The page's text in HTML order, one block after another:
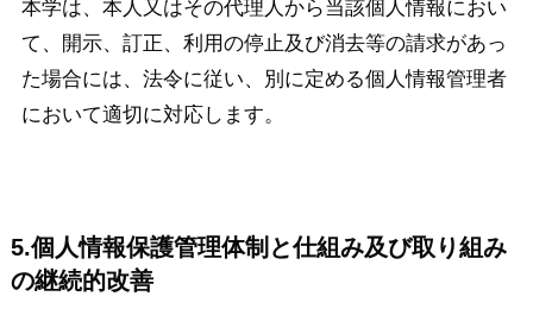
本学は、本人又はその代理人から当該個人情報におい
て、開示、訂正、利用の停止及び消去等の請求があっ
た場合には、法令に従い、別に定める個人情報管理者
において適切に対応します。
5.個人情報保護管理体制と仕組み及び取り組み
の継続的改善